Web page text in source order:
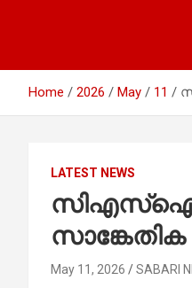
Home 2026 May 11
LATEST NEWS
May 11, 2026 SABARI